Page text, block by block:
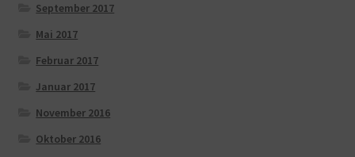
September 2017
Mai 2017
Februar 2017
Januar 2017
November 2016
Oktober 2016